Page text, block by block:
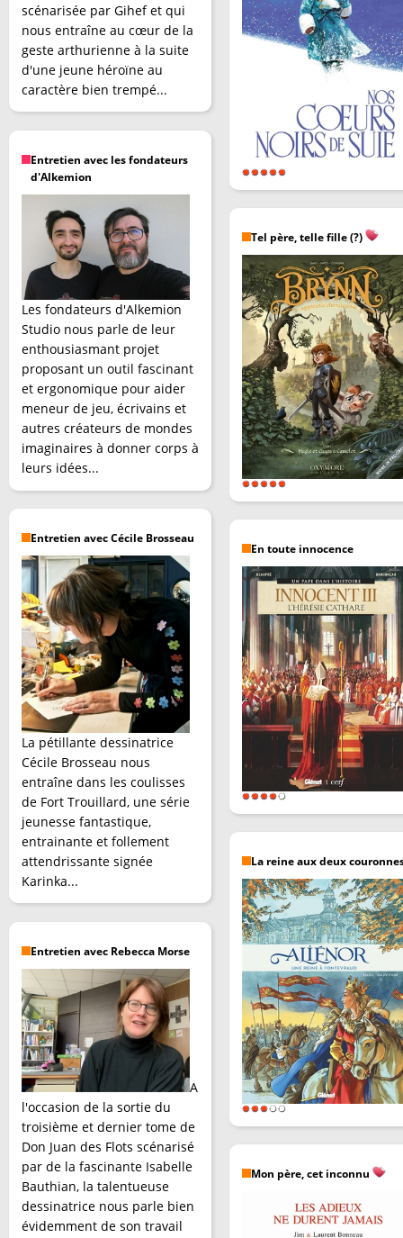
scénarisée par Gihef et qui
nous entraîne au cœur de la
geste arthurienne à la suite
d'une jeune héroïne au
caractère bien trempé...
Entretien avec les fondateurs
d'Alkemion
Les fondateurs d'Alkemion
Studio nous parle de leur
enthousiasmant projet
proposant un outil fascinant
et ergonomique pour aider
meneur de jeu, écrivains et
autres créateurs de mondes
imaginaires à donner corps à
leurs idées...
Entretien avec Cécile Brosseau
La pétillante dessinatrice
Cécile Brosseau nous
entraîne dans les coulisses
de Fort Trouillard, une série
jeunesse fantastique,
entrainante et follement
attendrissante signée
Karinka...
Entretien avec Rebecca Morse
A
l'occasion de la sortie du
troisième et dernier tome de
Don Juan des Flots scénarisé
par de la fascinante Isabelle
Bauthian, la talentueuse
dessinatrice nous parle bien
évidemment de son travail
Tel père, telle fille (?)
En toute innocence
La reine aux deux
Mon père, cet inconnu